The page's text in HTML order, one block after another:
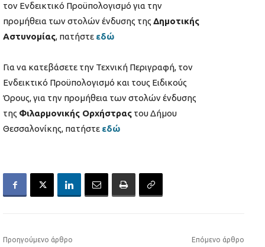
τον Ενδεικτικό Προϋπολογισμό για την
προμήθεια των στολών ένδυσης της Δημοτικής
Αστυνομίας, πατήστε εδώ
Για να κατεβάσετε την Τεχνική Περιγραφή, τον
Ενδεικτικό Προϋπολογισμό και τους Ειδικούς
Όρους, για την προμήθεια των στολών ένδυσης
της Φιλαρμονικής Ορχήστρας του Δήμου
Θεσσαλονίκης, πατήστε εδώ
Προηγούμενο άρθρο Επόμενο άρθρο